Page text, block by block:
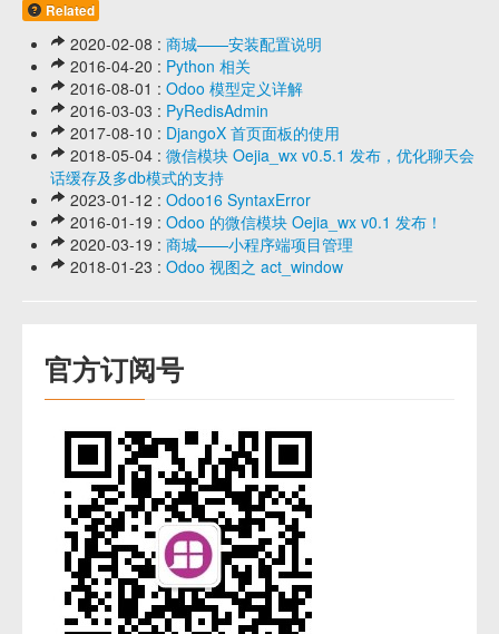
Related
2020-02-08 : 商城——安装配置说明
2016-04-20 : Python 相关
2016-08-01 : Odoo 模型定义详解
2016-03-03 : PyRedisAdmin
2017-08-10 : DjangoX 首页面板的使用
2018-05-04 : 微信模块 Oejia_wx v0.5.1 发布，优化聊天会
话缓存及多db模式的支持
2023-01-12 : Odoo16 SyntaxError
2016-01-19 : Odoo 的微信模块 Oejia_wx v0.1 发布！
2020-03-19 : 商城——小程序端项目管理
2018-01-23 : Odoo 视图之 act_window
官方订阅号